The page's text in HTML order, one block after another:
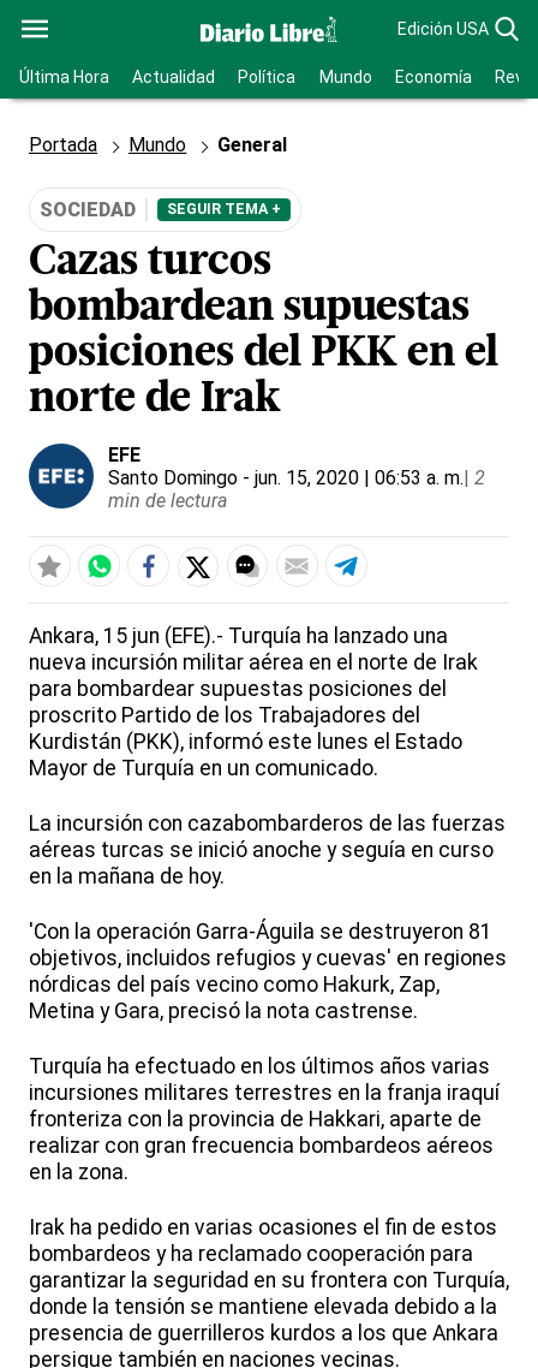
Edición USA
Última Hora Actualidad Política Mundo Economía
Portada Mundo General
SOCIEDAD SEGUIR TEMA +
Cazas turcos
bombardean supuestas
posiciones del PKK en el
norte de Irak
EFE
Santo Domingo - jun. 15, 2020 | 06:53 a. m.| 2
min de lectura
Ankara, 15 jun (EFE).- Turquía ha lanzado una
nueva incursión militar aérea en el norte de Irak
para bombardear supuestas posiciones del
proscrito Partido de los Trabajadores del
Kurdistán (PKK), informó este lunes el Estado
Mayor de Turquía en un comunicado.
La incursión con cazabombarderos de las fuerzas
aéreas turcas se inició anoche y seguía en curso
en la mañana de hoy.
'Con la operación Garra-Águila se destruyeron 81
objetivos, incluidos refugios y cuevas' en regiones
nórdicas del país vecino como Hakurk, Zap,
Metina y Gara, precisó la nota castrense.
Turquía ha efectuado en los últimos años varias
incursiones militares terrestres en la franja iraquí
fronteriza con la provincia de Hakkari, aparte de
realizar con gran frecuencia bombardeos aéreos
en la zona.
Irak ha pedido en varias ocasiones el fin de estos
bombardeos y ha reclamado cooperación para
garantizar la seguridad en su frontera con Turquía,
donde la tensión se mantiene elevada debido a la
presencia de guerrilleros kurdos a los que Ankara
persigue también en naciones vecinas.